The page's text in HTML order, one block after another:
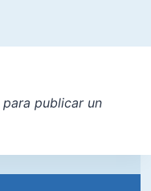
para publicar un